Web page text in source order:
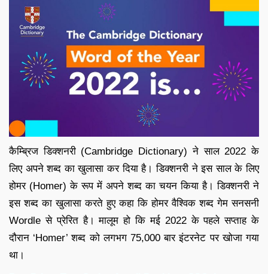
कैम्ब्रिज डिक्शनरी (Cambridge Dictionary) ने साल 2022 के
लिए अपने शब्द का खुलासा कर दिया है। डिक्शनरी ने इस साल के लिए
होमर (Homer) के रूप में अपने शब्द का चयन किया है। डिक्शनरी ने
इस शब्द का खुलासा करते हुए कहा कि होमर वैश्विक शब्द गेम सनसनी
Wordle से प्रेरित है। मालूम हो कि मई 2022 के पहले सप्ताह के
दौरान ‘Homer’ शब्द को लगभग 75,000 बार इंटरनेट पर खोजा गया
था।